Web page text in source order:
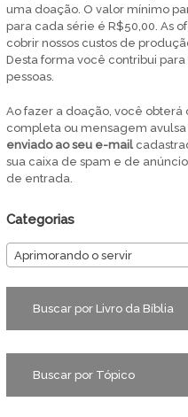
uma doação. O valor mínimo
para cada série é R$50,00. As
cobrir nossos custos de
Desta forma você contribui
pessoas.
Ao fazer a doação, você obterá
completa ou mensagem
enviado ao seu e-mail
sua caixa de spam e de
de entrada.
Categorias
Aprimorando o servir
Buscar por Livro da Bíblia
Buscar por Tópico